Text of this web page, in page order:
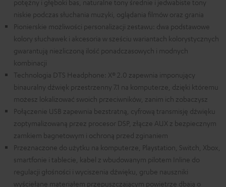
potężny i głęboki bas, naturalne tony średnie i jedwabiste tony
niskie podczas słuchania muzyki, oglądania filmów oraz grania
Pionierskie możliwości personalizacji zestawu: dwa podstawowe
kolory słuchawek i akcesoria w sześciu wariantach kolorystycznych
gwarantują niezliczoną ilość ponadczasowych i modnych
kombinacji
Technologia DTS Headphone: X® 2.0 zapewnia imponujący
binauralny dźwięk przestrzenny 7.1 na komputerze, dzięki któremu
możesz lokalizować swoich przeciwników, zanim ich zobaczysz
Połączenie USB zapewnia bezstratną, cyfrową transmisję dźwięku
zoptymalizowaną przez procesor DSP, złącze AUX z bezpiecznym
zamkiem bagnetowym i ochroną przed zginaniem
Przeznaczone do użytku na komputerze, Playstation, Switch, Xbox,
smartfonie i tablecie, kabel z wbudowanym pilotem Inline do
regulacji głośności i wyciszenia dźwięku, grube nauszniki
wyściełane materiałem przepuszczającym powietrze dbają o